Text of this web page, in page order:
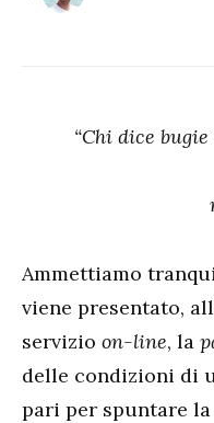
“Chi dice
Ammettiamo
viene presentato,
servizio on-line, la
delle condizioni di
pari per spuntare la